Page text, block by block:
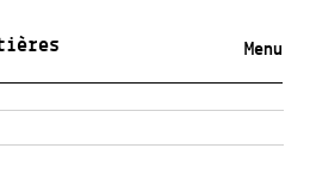
Menu